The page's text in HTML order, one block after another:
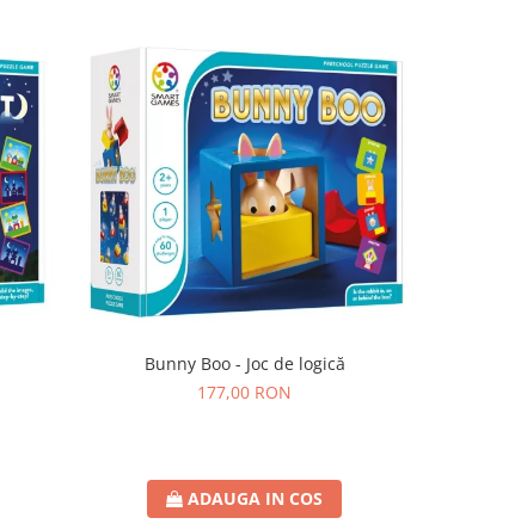
Bunny Boo - Joc de logică
177,00 RON
ADAUGA IN COS